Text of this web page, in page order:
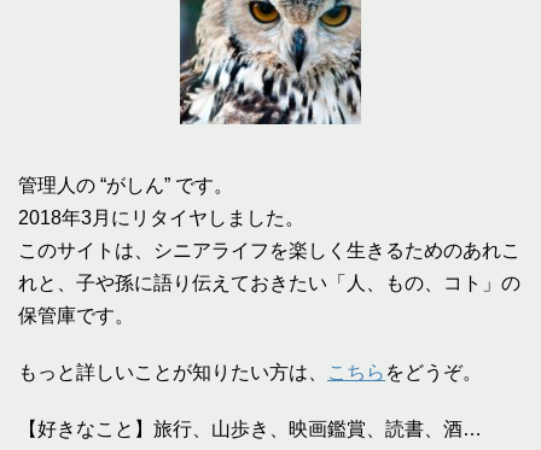
管理人の “がしん” です。
2018年3月にリタイヤしました。
このサイトは、シニアライフを楽しく生きるためのあれこ
れと、子や孫に語り伝えておきたい「人、もの、コト」の
保管庫です。
もっと詳しいことが知りたい方は、 こちら をどうぞ。
【好きなこと】旅行、山歩き、映画鑑賞、読書、酒…